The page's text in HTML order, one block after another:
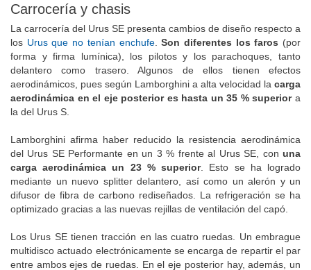
Carrocería y chasis
La carrocería del Urus SE presenta cambios de diseño respecto a
los Urus que no tenían enchufe.Son diferentes los faros (por
forma y firma lumínica), los pilotos y los parachoques, tanto
delantero como trasero. Algunos de ellos tienen efectos
aerodinámicos, pues según Lamborghini a alta velocidad la carga
aerodinámica en el eje posterior es hasta un 35 % superiora
la del Urus S.
Lamborghini afirma haber reducido la resistencia aerodinámica
del Urus SE Performante en un 3 % frente al Urus SE, con una
carga aerodinámica un 23 % superior. Esto se ha logrado
mediante un nuevo splitter delantero, así como un alerón y un
difusor de fibra de carbono rediseñados. La refrigeración se ha
optimizado gracias a las nuevas rejillas de ventilación del capó.
Los Urus SE tienen tracción en las cuatro ruedas. Un embrague
multidisco actuado electrónicamente se encarga de repartir el par
entre ambos ejes de ruedas. En el eje posterior hay, además, un